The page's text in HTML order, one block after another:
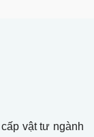
vật tư ngành